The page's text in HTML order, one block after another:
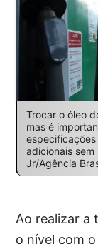
Trocar o óleo
mas é
adicionais sem
Jr/Agência
Ao realizar a
o nível com